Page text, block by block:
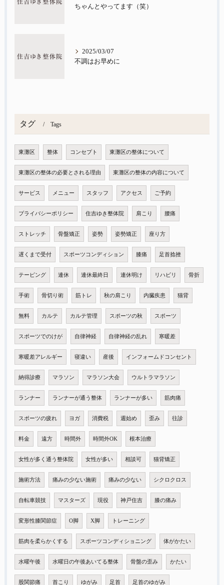
ちゃんとやってます（笑）
2025/03/07
不調はお早めに
タグ Tags
東灘区 整体 コンセプト 東灘区の整体について
東灘区の整体の必要とされる理由 東灘区の整体の内容について
サービス メニュー スタッフ アクセス ご予約
プライバシーポリシー 住吉ゆき整体院 肩こり 腰痛
ストレッチ 骨盤矯正 姿勢 姿勢矯正 座り方
遅くまで受付 スポーツコンディション 膝痛 足首捻挫
テーピング 連休 連休最終日 連休明け リハビリ 骨折
手術 骨切り術 筋トレ 秋の肩こり 内臓疾患 猫背
無料 カルテ カルテ管理 スポーツの秋 スポーツ
スポーツでのけが 自律神経 自律神経の乱れ 寒暖差
寒暖差アレルギー 寝違い 産後 インフォームドコンセント
納得診療 マラソン マラソン大会 ウルトラマラソン
ランナー ランナーが通う整体 ランナーが多い 筋肉痛
スポーツの疲れ ヨガ 消費税 週始め 歪み 往診
料金 遠方 時間外 時間外OK 根本治療
女性が多く通う整体院 女性が多い 相談可 猫背矯正
施術方法 痛みの少ない施術 痛みの少ない シクロクロス
自転車競技 マスターズ 現役 神戸住吉 膝の痛み
変形性膝関節症 O脚 X脚 トレーニング
筋肉を柔らかくする スポーツコンディショニング 体がかたい
水曜午後 水曜日の午後あいてる整体 骨盤の歪み かたい
股関節痛 首こり ゆがみ 足首 足首のゆがみ